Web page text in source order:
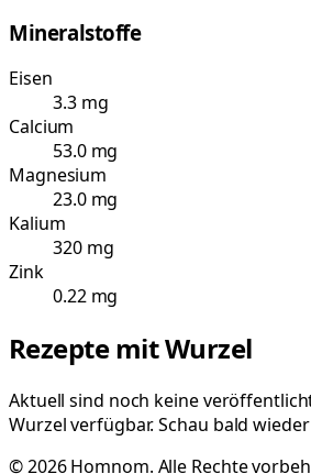
Mineralstoffe
Eisen
3.3 mg
Calcium
53.0 mg
Magnesium
23.0 mg
Kalium
320 mg
Zink
0.22 mg
Rezepte mitWurzel
Aktuell sind noch keine
Wurzelverfügbar. Schau bald
©2026Homnom. Alle Rechte